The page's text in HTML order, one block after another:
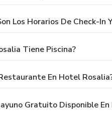
Los Horarios De Check-
Tiene Piscina?
En Hotel
Gratuito Disponible